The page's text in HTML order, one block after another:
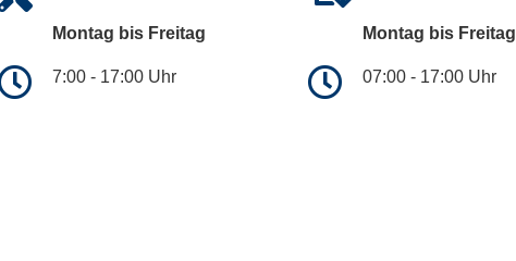
Montag bis Freitag
7:00 - 17:00 Uhr
Montag bis Freitag
07:00 - 17:00 Uhr